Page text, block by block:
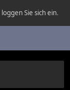
loggen Sie sich ein.